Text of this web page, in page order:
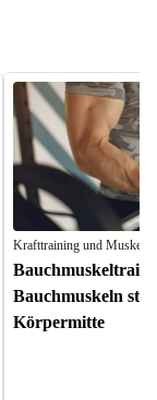
Krafttraining und
Bauchmuskeln
Körpermitte